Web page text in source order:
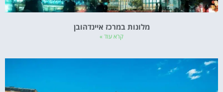
מלונות במרכז איינדהובן
קרא עוד »